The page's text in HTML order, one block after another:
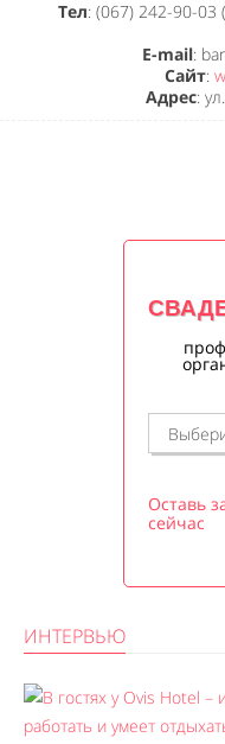
Тел: (067) 242-90-03
E-mail:
Сайт:
Адрес:
Оставь
сейчас
ИНТЕРВЬЮ